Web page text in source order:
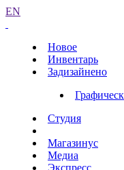
EN
Новое
Инвентарь
Задизайнено
Студия
Магазинус
Медиа
Экспресс